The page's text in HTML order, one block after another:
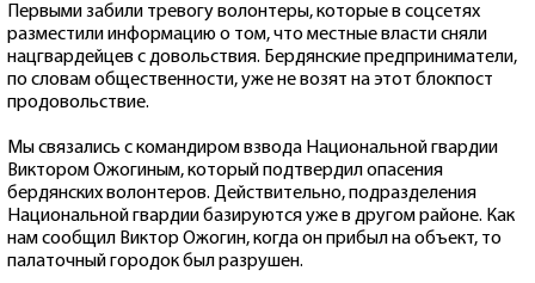
Первыми забили тревогу волонтеры, которые в соцсетях
разместили информацию о том, что местные власти сняли
нацгвардейцев с довольствия. Бердянские предприниматели,
по словам общественности, уже не возят на этот блокпост
продовольствие.
Мы связались с командиром взвода Национальной гвардии
Виктором Ожогиным, который подтвердил опасения
бердянских волонтеров. Действительно, подразделения
Национальной гвардии базируются уже в другом районе. Как
нам сообщил Виктор Ожогин, когда он прибыл на объект, то
палаточный городок был разрушен.